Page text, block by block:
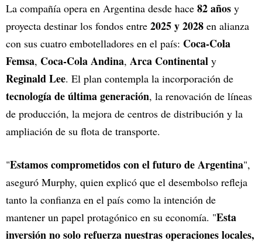
La compañía opera en Argentina desde hace 82 años y
proyecta destinar los fondos entre 2025 y 2028 en alianza
con sus cuatro embotelladores en el país: Coca-Cola
Femsa, Coca-Cola Andina, Arca Continental y
Reginald Lee. El plan contempla la incorporación de
tecnología de última generación, la renovación de líneas
de producción, la mejora de centros de distribución y la
ampliación de su flota de transporte.
"Estamos comprometidos con el futuro de Argentina",
aseguró Murphy, quien explicó que el desembolso refleja
tanto la confianza en el país como la intención de
mantener un papel protagónico en su economía. "Esta
inversión no solo refuerza nuestras operaciones locales,